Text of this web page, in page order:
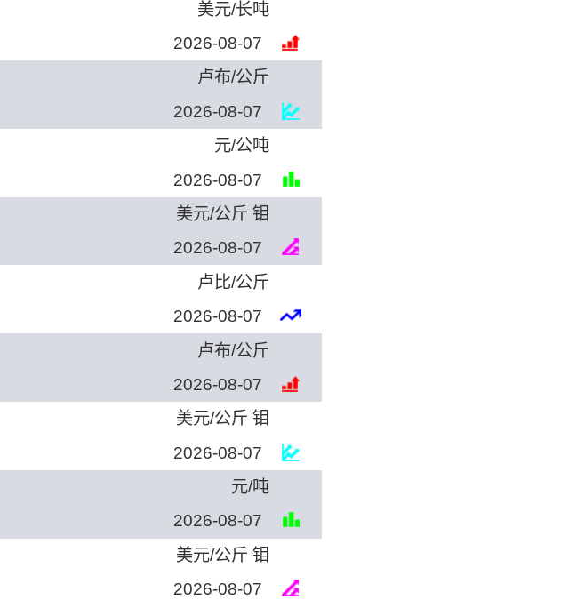
美元/长吨
2026-08-07
卢布/公斤
2026-08-07
元/公吨
2026-08-07
美元/公斤 钼
2026-08-07
卢比/公斤
2026-08-07
卢布/公斤
2026-08-07
美元/公斤 钼
2026-08-07
元/吨
2026-08-07
美元/公斤 钼
2026-08-07